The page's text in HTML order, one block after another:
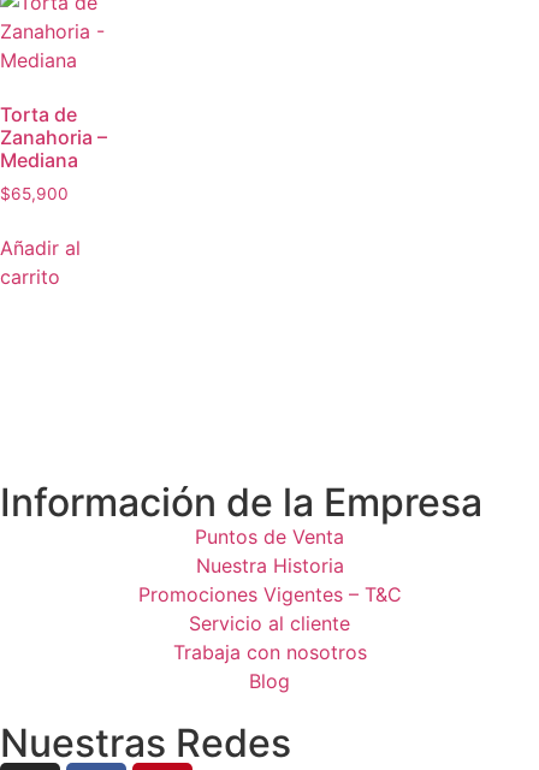
Torta de
Zanahoria –
Mediana
$65,900
Añadir al
carrito
Información de la Empresa
Puntos de Venta
Nuestra Historia
Promociones Vigentes – T&C
Servicio al cliente
Trabaja con nosotros
Blog
Nuestras Redes